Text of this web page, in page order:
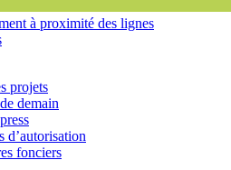
à proximité des lignes
projets
demain
d’autorisation
fonciers